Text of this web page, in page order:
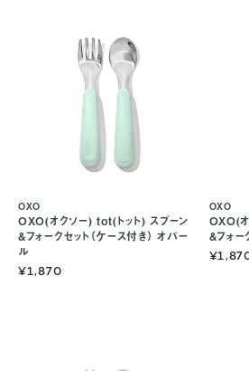
OXO(オクソー) tot(トット) スプーン
&フォークセット（ケース付き） オパー
ル
OXO
¥1,870
OXO(
&フォー
OXO